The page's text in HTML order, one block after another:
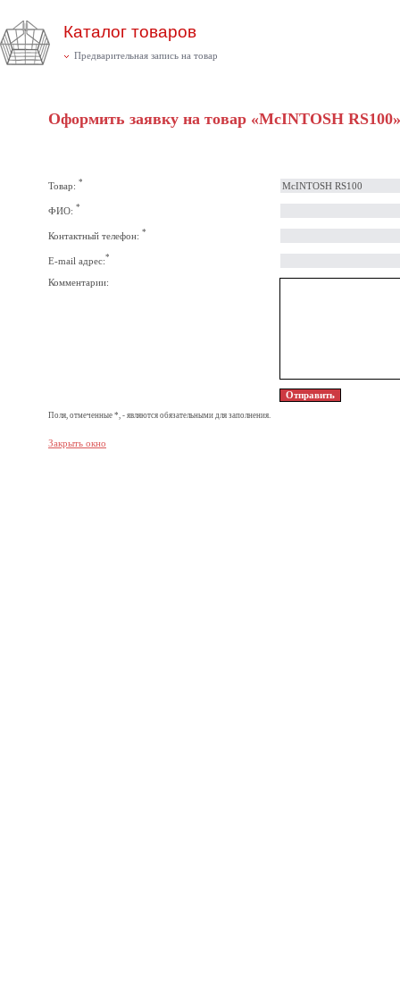
Каталог товаров
Предварительная запись на товар
Оформить заявку на товар «McINTOSH RS100»
Товар: *
ФИО: *
Контактный телефон: *
E-mail адрес:*
Комментарии:
Поля, отмеченные *, - являются обязательными для заполнения.
Закрыть окно